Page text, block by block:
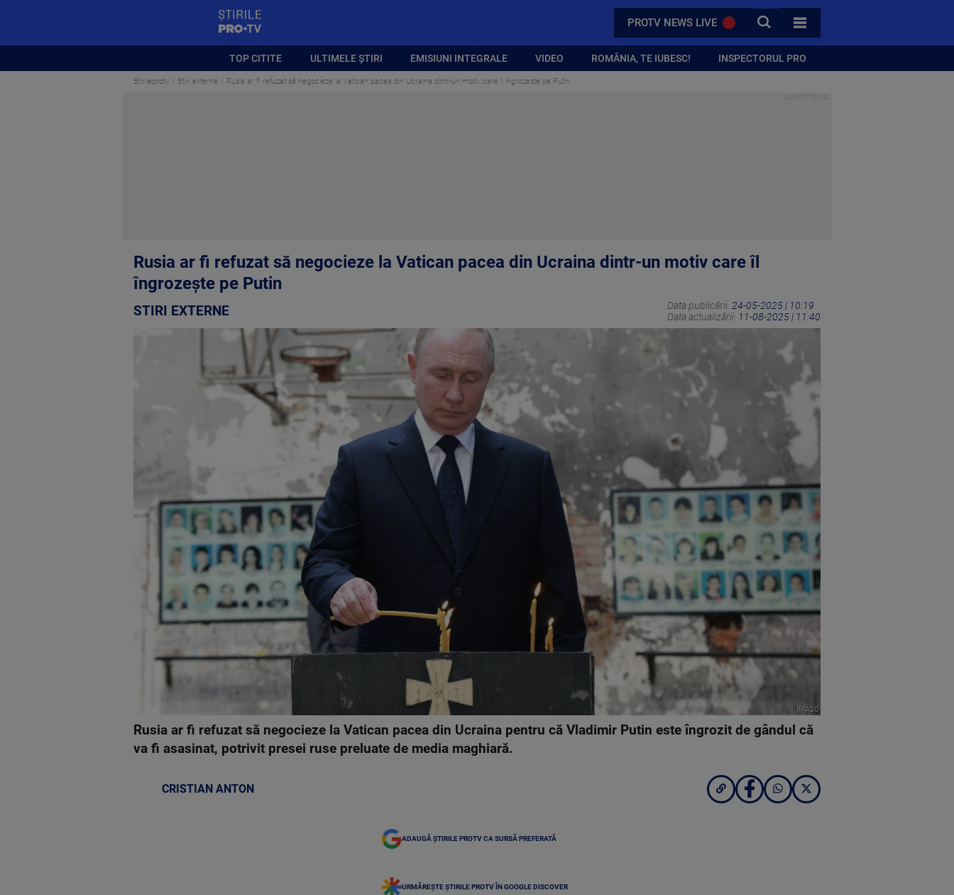
PROTV NEWS LIVE CAUTA
TOATE CATEGORIILE
TOP CITITE ULTIMELE ȘTIRI EMISIUNI INTEGRALE VIDEO ROMÂNIA, TE IUBESC! INSPECTORUL PRO
Stirileprotv Stiri externe Rusia ar fi refuzat să negocieze la Vatican pacea din Ucraina dintr-un motiv care îl îngrozește pe Putin
Rusia ar fi refuzat să negocieze la Vatican pacea din Ucraina dintr-un motiv care îl
îngrozește pe Putin
STIRI EXTERNE Data publicării: 24-05-2025 | 10:19
Data actualizării: 11-08-2025 | 11:40
IMAGO
Rusia ar fi refuzat să negocieze la Vatican pacea din Ucraina pentru că Vladimir Putin este îngrozit de gândul că
va fi asasinat, potrivit presei ruse preluate de media maghiară.
CRISTIAN ANTON
ADAUGĂ ȘTIRILE PROTV CA SURSĂ PREFERATĂ
URMĂREȘTE ȘTIRILE PROTV ÎN GOOGLE DISCOVER